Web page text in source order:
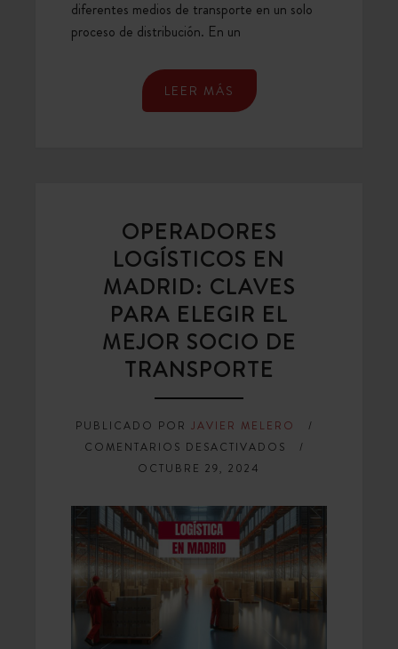
diferentes medios de transporte en un solo
proceso de distribución. En un
LEER MÁS
OPERADORES
LOGÍSTICOS EN
MADRID: CLAVES
PARA ELEGIR EL
MEJOR SOCIO DE
TRANSPORTE
PUBLICADO POR JAVIER MELERO
COMENTARIOS DESACTIVADOS EN
EN
MADRID:
CLAVES
PARA
ELEGIR
OCTUBRE 29, 2024